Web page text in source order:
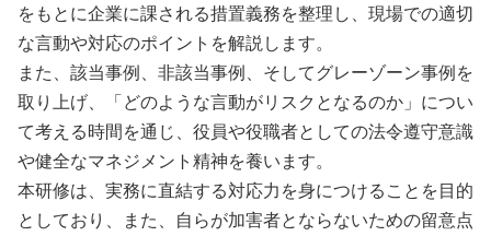
をもとに企業に課される措置義務を整理し、現場での適切
な言動や対応のポイントを解説します。
また、該当事例、非該当事例、そしてグレーゾーン事例を
取り上げ、「どのような言動がリスクとなるのか」につい
て考える時間を通じ、役員や役職者としての法令遵守意識
や健全なマネジメント精神を養います。
本研修は、実務に直結する対応力を身につけることを目的
としており、また、自らが加害者とならないための留意点